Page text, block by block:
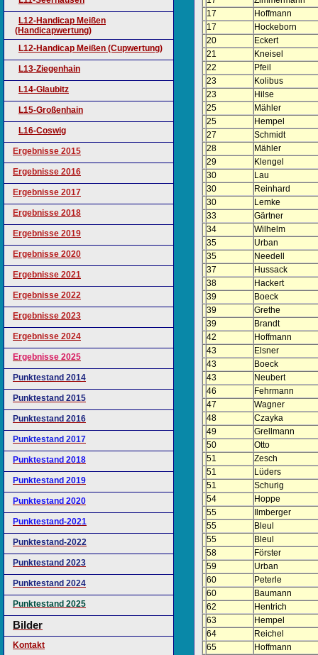
L12-Handicap Meißen
(Handicapwertung)
L12-Handicap Meißen (Cupwertung)
L13-Ziegenhain
L14-Glaubitz
L15-Großenhain
L16-Coswig
Ergebnisse 2015
Ergebnisse 2016
Ergebnisse 2017
Ergebnisse 2018
Ergebnisse 2019
Ergebnisse 2020
Ergebnisse 2021
Ergebnisse 2022
Ergebnisse 2023
Ergebnisse 2024
Ergebnisse 2025
Punktestand 2014
Punktestand 2015
Punktestand 2016
Punktestand 2017
Punktestand 2018
Punktestand 2019
Punktestand 2020
Punktestand-2021
Punktestand-2022
Punktestand 2023
Punktestand 2024
Punktestand 2025
Bilder
Kontakt
17
Hoffmann
17
Hockeborn
20
Eckert
21
Kneisel
22
Pfeil
23
Kolibus
23
Hilse
25
Mähler
25
Hempel
27
Schmidt
28
Mähler
29
Klengel
30
Lau
30
Reinhard
30
Lemke
33
Gärtner
34
Wilhelm
35
Urban
35
Needell
37
Hussack
38
Hackert
39
Boeck
39
Grethe
39
Brandt
42
Hoffmann
43
Elsner
43
Boeck
43
Neubert
46
Fehrmann
47
Wagner
48
Czayka
49
Grellmann
50
Otto
51
Zesch
51
Lüders
51
Schurig
54
Hoppe
55
Ilmberger
55
Bleul
55
Bleul
58
Förster
59
Urban
60
Peterle
60
Baumann
62
Hentrich
63
Hempel
64
Reichel
65
Hoffmann